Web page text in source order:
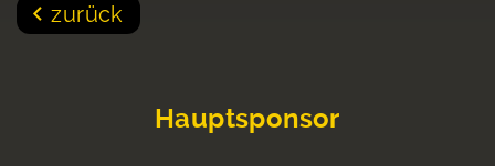
zurück
Hauptsponsor